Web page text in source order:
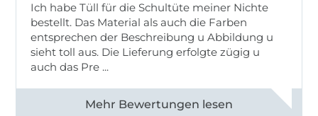
Ich habe Tüll für die Schultüte meiner Nichte
bestellt. Das Material als auch die Farben
entsprechen der Beschreibung u Abbildung u
sieht toll aus. Die Lieferung erfolgte zügig u
auch das Pre ...
Alle 82950 Bewertungen ansehen